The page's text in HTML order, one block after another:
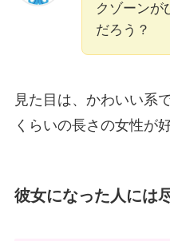
クゾーンが
だろう？
見た目は、かわいい系
くらいの長さの女性が
彼女になった人には